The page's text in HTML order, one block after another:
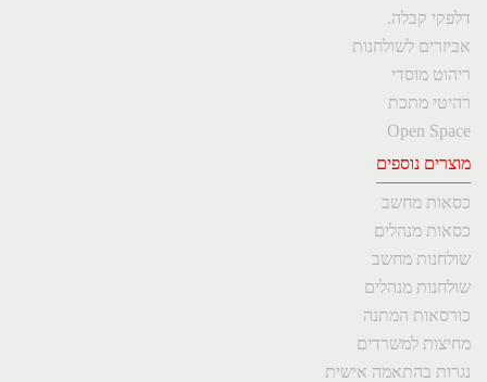
דלפקי קבלה.
אביזרים לשולחנות
ריהוט מוסדי
רהיטי מתכת
Open Space
מוצרים נוספים
כסאות מחשב
כסאות מנהלים
שולחנות מחשב
שולחנות מנהלים
כורסאות המתנה
מחיצות למשרדים
נגרות בהתאמה אישית